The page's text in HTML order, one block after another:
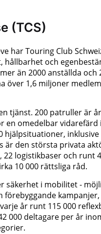
(TCS)
har Touring Club
hållbarhet och
än 2000 anställda
över 1,6 miljoner
tjänst. 200 patruller är
en omedelbar vidarefärd
hjälpsituationer,
är den största privata
22 logistikbaser och runt
10 000 rättsliga råd.
säkerhet i mobilitet -
förebyggande
år runt 115 000
000 deltagare per år